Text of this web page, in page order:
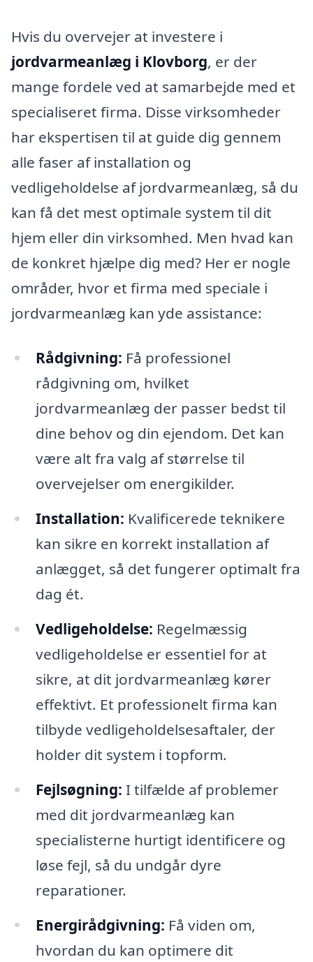
Hvis du overvejer at investere i
jordvarmeanlæg i Klovborg, er der
mange fordele ved at samarbejde med et
specialiseret firma. Disse virksomheder
har ekspertisen til at guide dig gennem
alle faser af installation og
vedligeholdelse af jordvarmeanlæg, så du
kan få det mest optimale system til dit
hjem eller din virksomhed. Men hvad kan
de konkret hjælpe dig med? Her er nogle
områder, hvor et firma med speciale i
jordvarmeanlæg kan yde assistance:
Rådgivning: Få professionel
rådgivning om, hvilket
jordvarmeanlæg der passer bedst til
dine behov og din ejendom. Det kan
være alt fra valg af størrelse til
overvejelser om energikilder.
Installation: Kvalificerede teknikere
kan sikre en korrekt installation af
anlægget, så det fungerer optimalt fra
dag ét.
Vedligeholdelse: Regelmæssig
vedligeholdelse er essentiel for at
sikre, at dit jordvarmeanlæg kører
effektivt. Et professionelt firma kan
tilbyde vedligeholdelsesaftaler, der
holder dit system i topform.
Fejlsøgning: I tilfælde af problemer
med dit jordvarmeanlæg kan
specialisterne hurtigt identificere og
løse fejl, så du undgår dyre
reparationer.
Energirådgivning: Få viden om,
hvordan du kan optimere dit